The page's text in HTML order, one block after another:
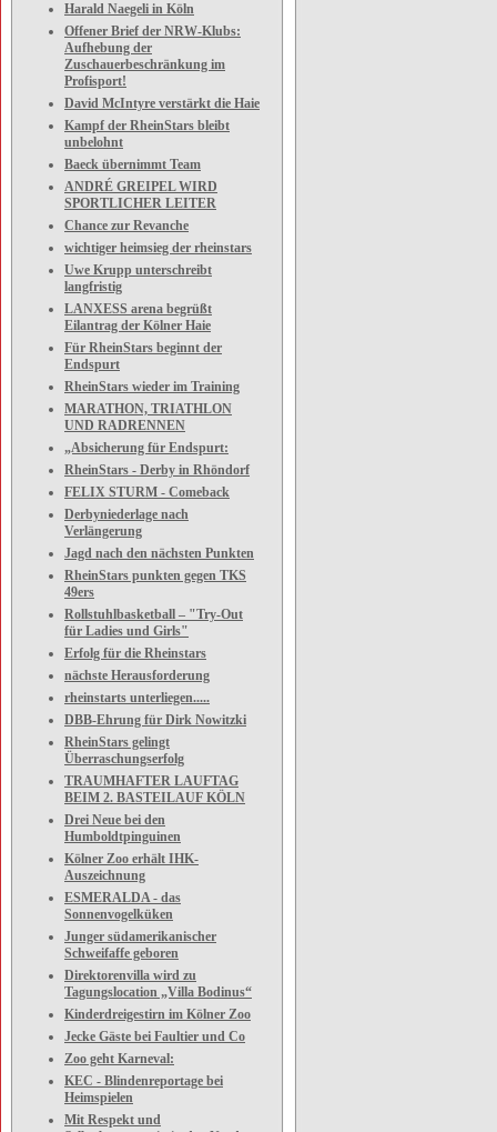
Harald Naegeli in Köln
Offener Brief der NRW-Klubs:
Aufhebung der
Zuschauerbeschränkung im
Profisport!
David McIntyre verstärkt die Haie
Kampf der RheinStars bleibt
unbelohnt
Baeck übernimmt Team
ANDRÉ GREIPEL WIRD
SPORTLICHER LEITER
Chance zur Revanche
wichtiger heimsieg der rheinstars
Uwe Krupp unterschreibt
langfristig
LANXESS arena begrüßt
Eilantrag der Kölner Haie
Für RheinStars beginnt der
Endspurt
RheinStars wieder im Training
MARATHON, TRIATHLON
UND RADRENNEN
„Absicherung für Endspurt:
RheinStars - Derby in Rhöndorf
FELIX STURM - Comeback
Derbyniederlage nach
Verlängerung
Jagd nach den nächsten Punkten
RheinStars punkten gegen TKS
49ers
Rollstuhlbasketball – "Try-Out
für Ladies und Girls"
Erfolg für die Rheinstars
nächste Herausforderung
rheinstarts unterliegen.....
DBB-Ehrung für Dirk Nowitzki
RheinStars gelingt
Überraschungserfolg
TRAUMHAFTER LAUFTAG
BEIM 2. BASTEILAUF KÖLN
Drei Neue bei den
Humboldtpinguinen
Kölner Zoo erhält IHK-
Auszeichnung
ESMERALDA - das
Sonnenvogelküken
Junger südamerikanischer
Schweifaffe geboren
Direktorenvilla wird zu
Tagungslocation „Villa Bodinus“
Kinderdreigestirn im Kölner Zoo
Jecke Gäste bei Faultier und Co
Zoo geht Karneval:
KEC - Blindenreportage bei
Heimspielen
Mit Respekt und